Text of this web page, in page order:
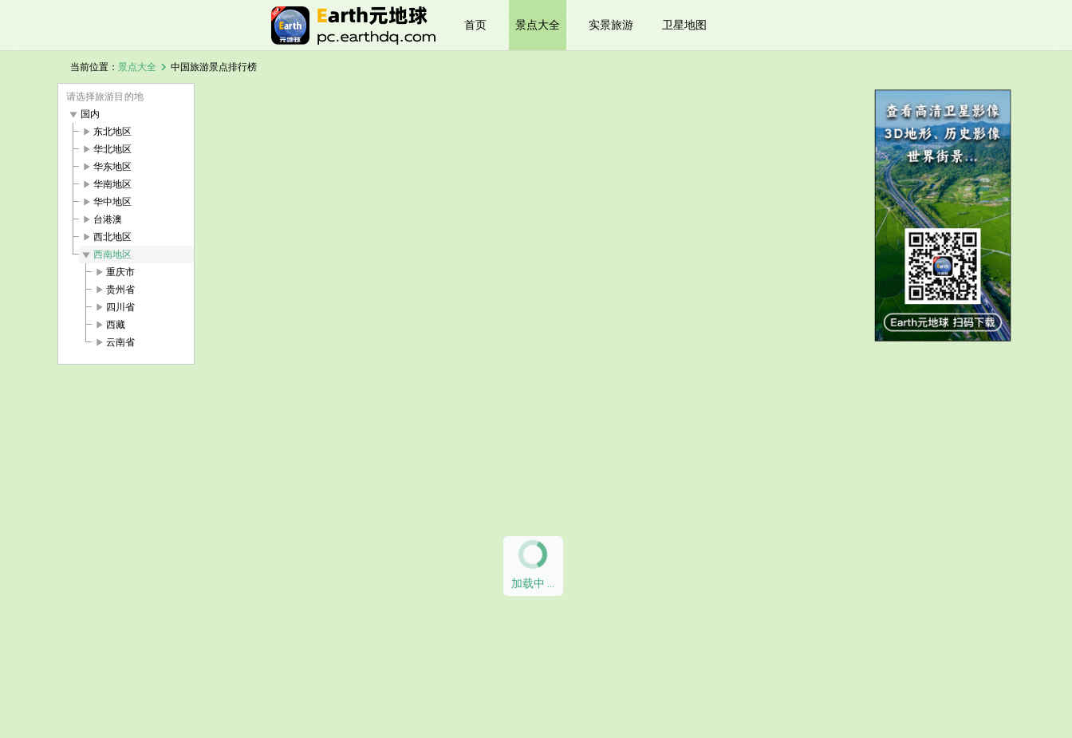
首页 景点大全 实景旅游 卫星地图
当前位置： 景点大全 chevron_right 中国旅游景点排行榜
请选择旅游目的地
play_arrow 国内
play_arrow 东北地区
play_arrow 华北地区
play_arrow 华东地区
play_arrow 华南地区
play_arrow 华中地区
play_arrow 台港澳
play_arrow 西北地区
play_arrow 西南地区
play_arrow 重庆市
play_arrow 贵州省
play_arrow 四川省
play_arrow 西藏
play_arrow 云南省
加载中 ...